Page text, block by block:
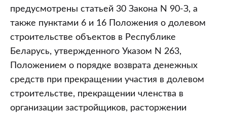
предусмотрены статьей 30 Закона N 90-З, а
также пунктами 6 и 16 Положения о долевом
строительстве объектов в Республике
Беларусь, утвержденного Указом N 263,
Положением о порядке возврата денежных
средств при прекращении участия в долевом
строительстве, прекращении членства в
организации застройщиков, расторжении